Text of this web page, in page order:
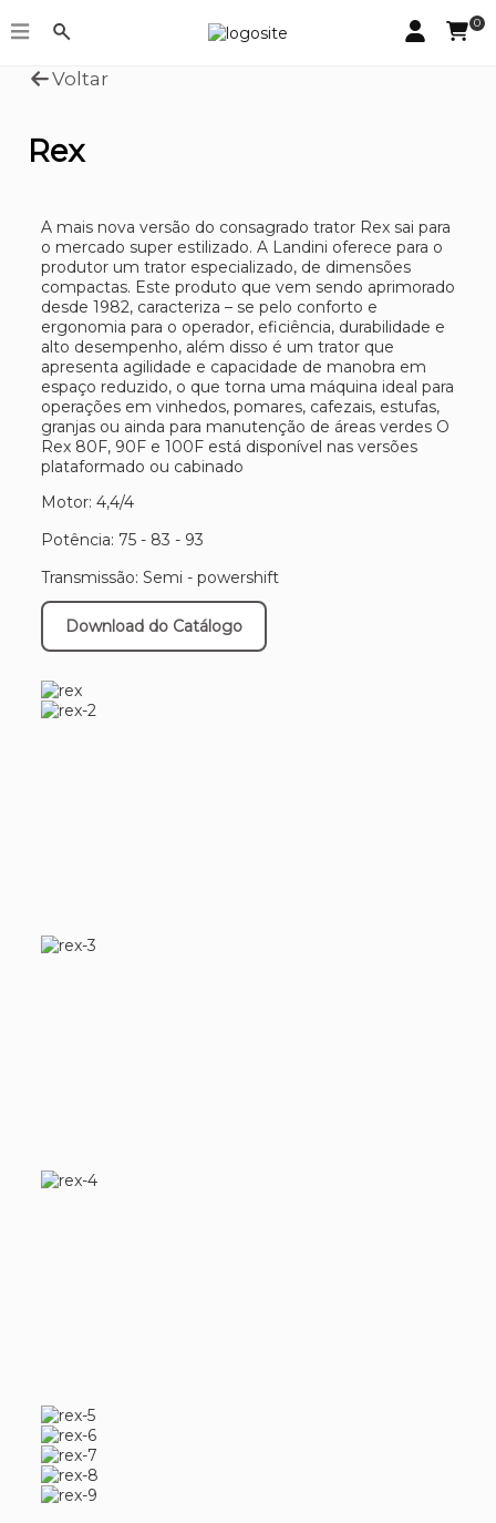
0
Voltar
Rex
A mais nova versão do consagrado trator Rex sai para
o mercado super estilizado. A Landini oferece para o
produtor um trator especializado, de dimensões
compactas. Este produto que vem sendo aprimorado
desde 1982, caracteriza – se pelo conforto e
ergonomia para o operador, eficiência, durabilidade e
alto desempenho, além disso é um trator que
apresenta agilidade e capacidade de manobra em
espaço reduzido, o que torna uma máquina ideal para
operações em vinhedos, pomares, cafezais, estufas,
granjas ou ainda para manutenção de áreas verdes O
Rex 80F, 90F e 100F está disponível nas versões
plataformado ou cabinado
Motor: 4,4/4
Potência: 75 - 83 - 93
Transmissão: Semi - powershift
Download do Catálogo